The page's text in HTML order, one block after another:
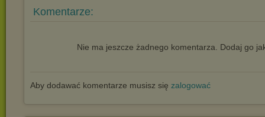
Komentarze:
Nie ma jeszcze żadnego komentarza. Dodaj go
Aby dodawać komentarze musisz się zalogować